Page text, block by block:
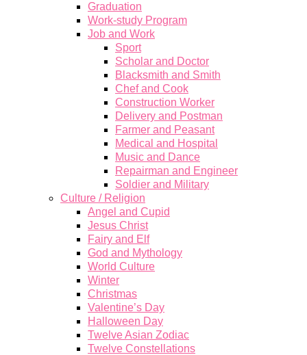
Graduation
Work-study Program
Job and Work
Sport
Scholar and Doctor
Blacksmith and Smith
Chef and Cook
Construction Worker
Delivery and Postman
Farmer and Peasant
Medical and Hospital
Music and Dance
Repairman and Engineer
Soldier and Military
Culture / Religion
Angel and Cupid
Jesus Christ
Fairy and Elf
God and Mythology
World Culture
Winter
Christmas
Valentine’s Day
Halloween Day
Twelve Asian Zodiac
Twelve Constellations